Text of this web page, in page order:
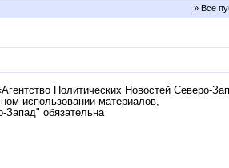
» Все
Политических Новостей Северо-
использовании материалов,
обязательна